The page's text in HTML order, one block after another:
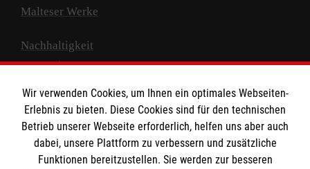
Malteser Werke
Nachhaltigkeit
Prävention
Compliance
Transparenz
Spenden und Helfen
Spendenkonto
Wir verwenden Cookies, um Ihnen ein optimales Webseiten-
Erlebnis zu bieten. Diese Cookies sind für den technischen
Betrieb unserer Webseite erforderlich, helfen uns aber auch
dabei, unsere Plattform zu verbessern und zusätzliche
Funktionen bereitzustellen. Sie werden zur besseren